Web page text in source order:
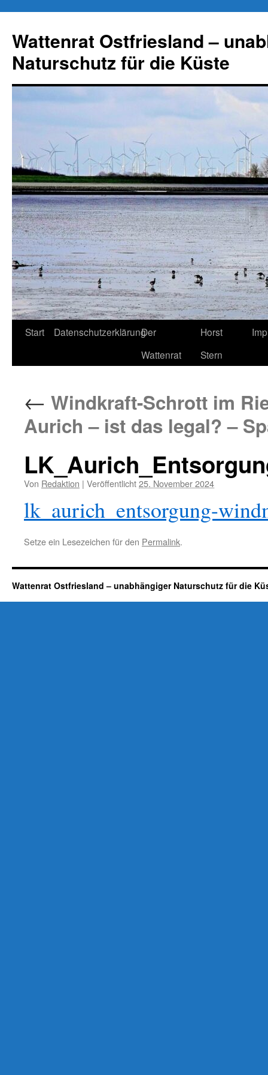
springen
Wattenrat Ostfriesland –
Naturschutz für die Küste
Start DatenschutzerklärungDer
Wattenrat
Horst
Stern
← Windkraft-Schrott im
Aurich – ist das legal? –
Von Redaktion | Veröffentlicht25. November 2024
lk_aurich_entsorgung-
Setze ein Lesezeichen für den Permalink.
Wattenrat Ostfriesland – unabhängiger Naturschutz für die